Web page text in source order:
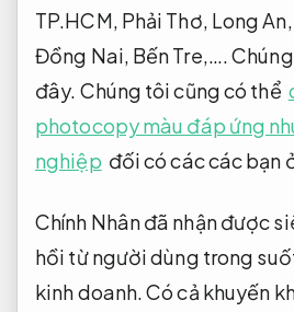
TP.HCM, Phải Thơ, Long
Đồng Nai, Bến Tre,….
đây. Chúng tôi cũng có thể
photocopy màu đáp ứng
nghiệp đối có các các bạn
Chính Nhân đã nhận được
hồi từ người dùng trong
kinh doanh. Có cả khuyến